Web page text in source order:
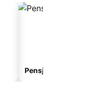
Pensjonat